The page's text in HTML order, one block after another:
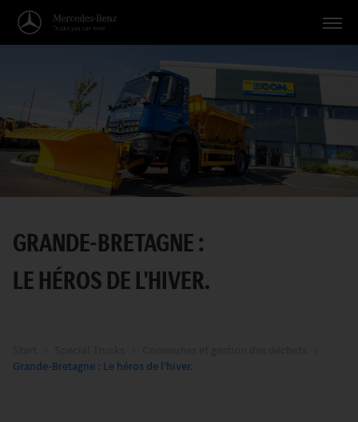
Applications
Thèmes
Service
Français
GRANDE-BRETAGNE :
LE HÉROS DE L'HIVER.
Grande-Bretagne : Le héros de l'hiver.